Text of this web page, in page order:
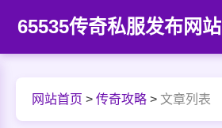
65535传奇私服发布网站
网站首页 > 传奇攻略 > 文章列表